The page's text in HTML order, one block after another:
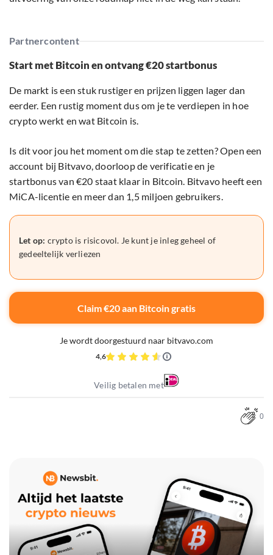
Partnercontent
Start met Bitcoin en ontvang €20 startbonus
De markt is een stuk rustiger en prijzen liggen lager dan
eerder. Een rustig moment dus om je te verdiepen in hoe
crypto werkt en wat Bitcoin is.
Is dit voor jou het moment om die stap te zetten? Open een
account bij Bitvavo, doorloop de verificatie en je
startbonus van €20 staat klaar in Bitcoin. Bitvavo heeft een
MiCA-licentie en meer dan 1,5 miljoen gebruikers.
Let op: crypto is risicovol. Je kunt je inleg geheel of
gedeeltelijk verliezen
Claim €20 aan Bitcoin gratis
Je wordt doorgestuurd naar bitvavo.com
4,6
Veilig betalen met
0